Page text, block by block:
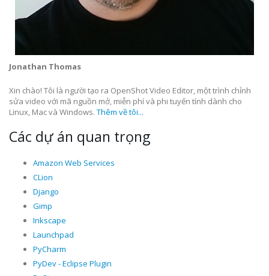
Jonathan Thomas
Xin chào! Tôi là người tạo ra OpenShot Video Editor, một trình chỉnh
sửa video với mã nguồn mở, miễn phí và phi tuyến tính dành cho
Linux, Mac và Windows. Thêm về tôi...
Các dự án quan trọng
Amazon Web Services
CLion
Django
Gimp
Inkscape
Launchpad
PyCharm
PyDev - Eclipse Plugin